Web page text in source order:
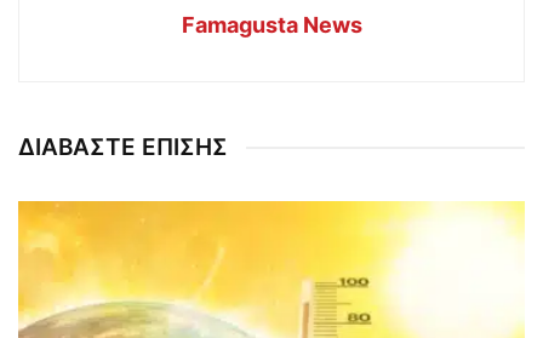
Famagusta News
ΔΙΑΒΑΣΤΕ ΕΠΙΣΗΣ